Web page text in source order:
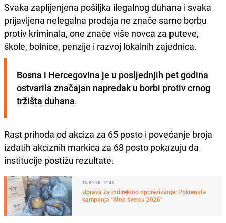
Svaka zaplijenjena pošiljka ilegalnog duhana i svaka
prijavljena nelegalna prodaja ne znače samo borbu
protiv kriminala, one znače više novca za puteve,
škole, bolnice, penzije i razvoj lokalnih zajednica.
Bosna i Hercegovina je u posljednjih pet godina
ostvarila značajan napredak u borbi protiv crnog
tržišta duhana.
Rast prihoda od akciza za 65 posto i povećanje broja
izdatih akciznih markica za 68 posto pokazuju da
institucije postižu rezultate.
15.04.26. 14:41
Uprava za indirektno oporezivanje: Pokrenuta
kampanja "Stop švercu 2026"